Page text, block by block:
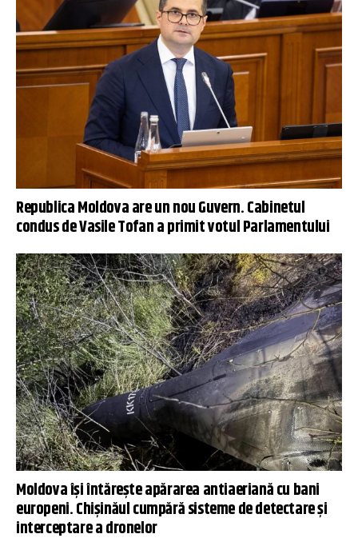
Republica Moldova are un nou Guvern. Cabinetul
condus de Vasile Tofan a primit votul Parlamentului
Moldova își întărește apărarea antiaeriană cu bani
europeni. Chișinăul cumpără sisteme de detectare și
interceptare a dronelor